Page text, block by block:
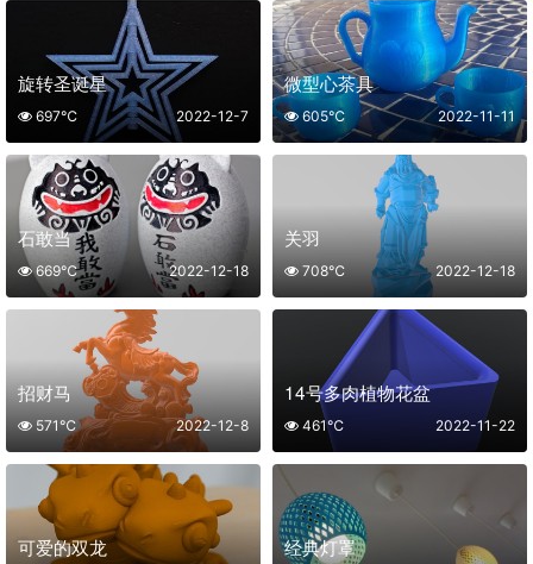
旋转圣诞星
2022-12-7
697℃
微型心茶具
2022-11-11
605℃
石敢当
2022-12-18
669℃
关羽
2022-12-18
708℃
招财马
2022-12-8
571℃
14号多肉植物花盆
2022-11-22
461℃
可爱的双龙 经典灯罩